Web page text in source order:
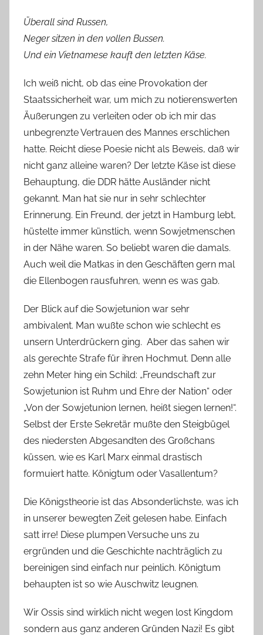
Überall sind Russen,
Neger sitzen in den vollen Bussen.
Und ein Vietnamese kauft den letzten Käse.
Ich weiß nicht, ob das eine Provokation der
Staatssicherheit war, um mich zu notierenswerten
Äußerungen zu verleiten oder ob ich mir das
unbegrenzte Vertrauen des Mannes erschlichen
hatte. Reicht diese Poesie nicht als Beweis, daß wir
nicht ganz alleine waren? Der letzte Käse ist diese
Behauptung, die DDR hätte Ausländer nicht
gekannt. Man hat sie nur in sehr schlechter
Erinnerung. Ein Freund, der jetzt in Hamburg lebt,
hüstelte immer künstlich, wenn Sowjetmenschen
in der Nähe waren. So beliebt waren die damals.
Auch weil die Matkas in den Geschäften gern mal
die Ellenbogen rausfuhren, wenn es was gab.
Der Blick auf die Sowjetunion war sehr
ambivalent. Man wußte schon wie schlecht es
unsern Unterdrückern ging. Aber das sahen wir
als gerechte Strafe für ihren Hochmut. Denn alle
zehn Meter hing ein Schild: „Freundschaft zur
Sowjetunion ist Ruhm und Ehre der Nation“ oder
„Von der Sowjetunion lernen, heißt siegen lernen!“.
Selbst der Erste Sekretär mußte den Steigbügel
des niedersten Abgesandten des Großchans
küssen, wie es Karl Marx einmal drastisch
formuiert hatte. Königtum oder Vasallentum?
Die Königstheorie ist das Absonderlichste, was ich
in unserer bewegten Zeit gelesen habe. Einfach
satt irre! Diese plumpen Versuche uns zu
ergründen und die Geschichte nachträglich zu
bereinigen sind einfach nur peinlich. Königtum
behaupten ist so wie Auschwitz leugnen.
Wir Ossis sind wirklich nicht wegen lost Kingdom
sondern aus ganz anderen Gründen Nazi! Es gibt